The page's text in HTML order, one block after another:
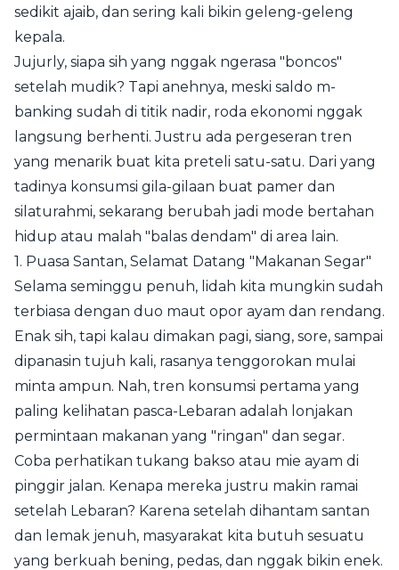
sedikit ajaib, dan sering kali bikin geleng-geleng
kepala.
Jujurly, siapa sih yang nggak ngerasa "boncos"
setelah mudik? Tapi anehnya, meski saldo m-
banking sudah di titik nadir, roda ekonomi nggak
langsung berhenti. Justru ada pergeseran tren
yang menarik buat kita preteli satu-satu. Dari yang
tadinya konsumsi gila-gilaan buat pamer dan
silaturahmi, sekarang berubah jadi mode bertahan
hidup atau malah "balas dendam" di area lain.
1. Puasa Santan, Selamat Datang "Makanan Segar"
Selama seminggu penuh, lidah kita mungkin sudah
terbiasa dengan duo maut opor ayam dan rendang.
Enak sih, tapi kalau dimakan pagi, siang, sore, sampai
dipanasin tujuh kali, rasanya tenggorokan mulai
minta ampun. Nah, tren konsumsi pertama yang
paling kelihatan pasca-Lebaran adalah lonjakan
permintaan makanan yang "ringan" dan segar.
Coba perhatikan tukang bakso atau mie ayam di
pinggir jalan. Kenapa mereka justru makin ramai
setelah Lebaran? Karena setelah dihantam santan
dan lemak jenuh, masyarakat kita butuh sesuatu
yang berkuah bening, pedas, dan nggak bikin enek.